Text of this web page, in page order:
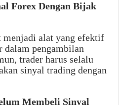
Forex Dengan Bijak
menjadi alat yang efektif
dalam pengambilan
trader harus selalu
sinyal trading dengan
Membeli Sinyal